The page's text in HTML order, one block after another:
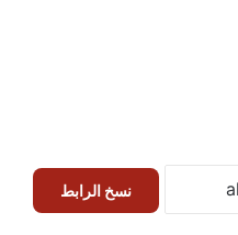
نسخ الرابط